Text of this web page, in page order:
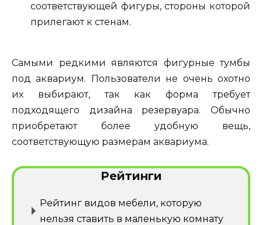
соответствующей фигуры, стороны которой
прилегают к стенам.
Самыми редкими являются фигурные тумбы
под аквариум. Пользователи не очень охотно
их выбирают, так как форма требует
подходящего дизайна резервуара. Обычно
приобретают более удобную вещь,
соответствующую размерам аквариума.
Рейтинги
Рейтинг видов мебели, которую
нельзя ставить в маленькую комнату